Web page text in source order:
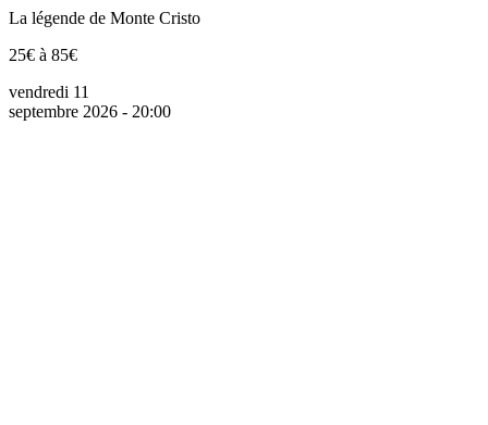
La légende de Monte Cristo
25€ à 85€
vendredi 11
septembre 2026 - 20:00